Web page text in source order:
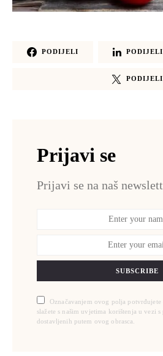
PODIJELI PODIJELI
PODIJELI
Prijavi se
Prijavi se na naš
SUBSCRIBE
Označavanjem ovog polja potvrđujete
slažete s našim uvjetima korištenja u vezi
dostavljenih putem ovog obrasca.